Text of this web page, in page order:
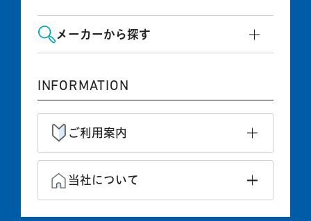
メーカーから探す
INFORMATION
ご利用案内
当社について